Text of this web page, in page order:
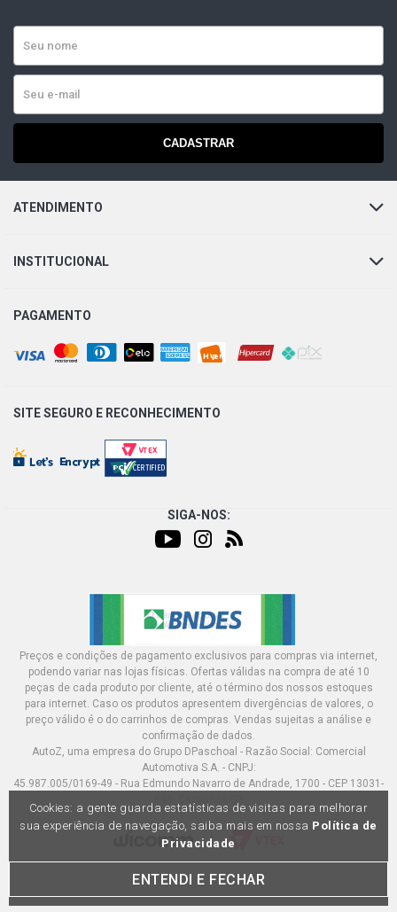
CADASTRAR
ATENDIMENTO
INSTITUCIONAL
PAGAMENTO
SITE SEGURO E RECONHECIMENTO
SIGA-NOS:
Preços e condições de pagamento exclusivos para compras via internet,
podendo variar nas lojas físicas. Ofertas válidas na compra de até 10
peças de cada produto por cliente, até o término dos nossos estoques
para internet. Caso os produtos apresentem divergências de valores, o
preço válido é o do carrinhos de compras. Vendas sujeitas a análise e
confirmação de dados.
AutoZ, uma empresa do Grupo DPaschoal - Razão Social: Comercial
Automotiva S.A. - CNPJ:
45.987.005/0169-49 - Rua Edmundo Navarro de Andrade, 1700 - CEP 13031-
Cookies: a gente guarda estatísticas de visitas para melhorar
sua experiência de navegação, saiba mais em nossa Política de
Privacidade
ENTENDI E FECHAR